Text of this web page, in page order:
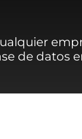
de datos